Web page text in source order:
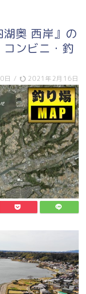
湖奥 西岸』の
ンビニ・釣
日 / 2021年2月16日